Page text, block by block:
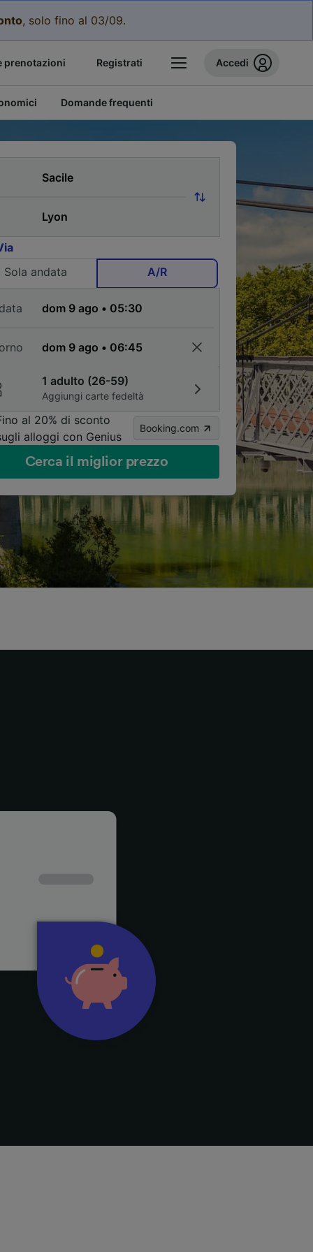
, solo fino al 03/09.
prenotazioni Registrati Accedi
Domande frequenti
Sola andata
A/R
1 adulto (26-59)
Aggiungi carte fedeltà
al 20% di sconto
alloggi con Genius
Booking.com
Cerca il miglior prezzo